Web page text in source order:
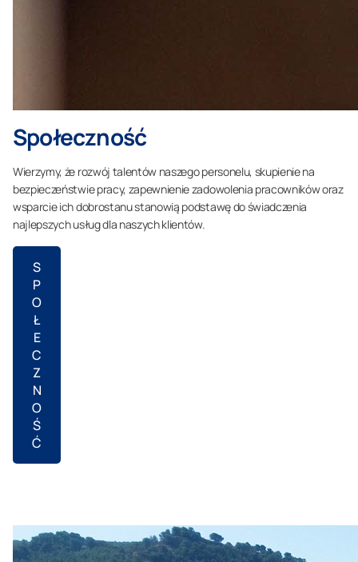
Społeczność
Wierzymy, że rozwój talentów naszego personelu, skupienie na
bezpieczeństwie pracy, zapewnienie zadowolenia pracowników oraz
wsparcie ich dobrostanu stanowią podstawę do świadczenia
najlepszych usług dla naszych klientów.
S
P
O
Ł
E
C
Z
N
O
Ś
Ć